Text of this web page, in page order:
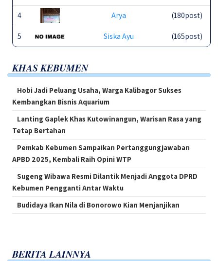
4 Arya (180post)
5 Siska Ayu (165post)
KHAS KEBUMEN
Hobi Jadi Peluang Usaha, Warga Kalibagor Sukses
Kembangkan Bisnis Aquarium
Lanting Gaplek Khas Kutowinangun, Warisan Rasa yang
Tetap Bertahan
Pemkab Kebumen Sampaikan Pertanggungjawaban
APBD 2025, Kembali Raih Opini WTP
Sugeng Wibawa Resmi Dilantik Menjadi Anggota DPRD
Kebumen Pengganti Antar Waktu
Budidaya Ikan Nila di Bonorowo Kian Menjanjikan
BERITA LAINNYA